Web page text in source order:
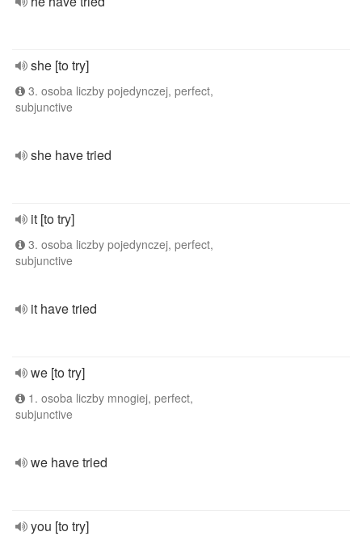
she [to try]
3. osoba liczby pojedynczej, perfect,
subjunctive
she have tried
it [to try]
3. osoba liczby pojedynczej, perfect,
subjunctive
it have tried
we [to try]
1. osoba liczby mnogiej, perfect,
subjunctive
we have tried
you [to try]